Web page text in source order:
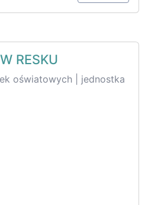
RESKU
oświatowych | jednostka